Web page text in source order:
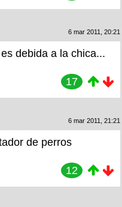
6 mar 2011, 20:21
debida a la chica...
17
6 mar 2011, 21:21
de perros
12